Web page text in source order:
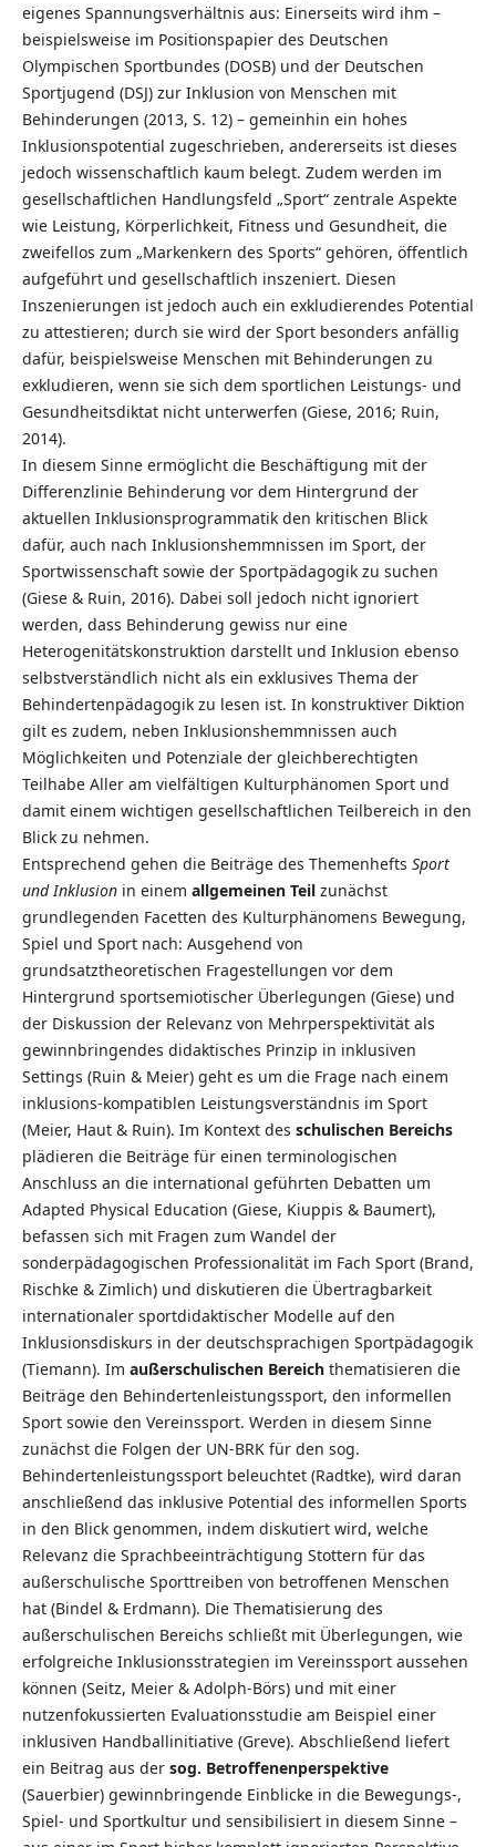
eigenes Spannungsverhältnis aus: Einerseits wird ihm –
beispielsweise im Positionspapier des Deutschen
Olympischen Sportbundes (DOSB) und der Deutschen
Sportjugend (DSJ) zur Inklusion von Menschen mit
Behinderungen (2013, S. 12) – gemeinhin ein hohes
Inklusionspotential zugeschrieben, andererseits ist dieses
jedoch wissenschaftlich kaum belegt. Zudem werden im
gesellschaftlichen Handlungsfeld „Sport“ zentrale Aspekte
wie Leistung, Körperlichkeit, Fitness und Gesundheit, die
zweifellos zum „Markenkern des Sports“ gehören, öffentlich
aufgeführt und gesellschaftlich inszeniert. Diesen
Inszenierungen ist jedoch auch ein exkludierendes Potential
zu attestieren; durch sie wird der Sport besonders anfällig
dafür, beispielsweise Menschen mit Behinderungen zu
exkludieren, wenn sie sich dem sportlichen Leistungs- und
Gesundheitsdiktat nicht unterwerfen (Giese, 2016; Ruin,
2014).
In diesem Sinne ermöglicht die Beschäftigung mit der
Differenzlinie Behinderung vor dem Hintergrund der
aktuellen Inklusionsprogrammatik den kritischen Blick
dafür, auch nach Inklusionshemmnissen im Sport, der
Sportwissenschaft sowie der Sportpädagogik zu suchen
(Giese & Ruin, 2016). Dabei soll jedoch nicht ignoriert
werden, dass Behinderung gewiss nur eine
Heterogenitätskonstruktion darstellt und Inklusion ebenso
selbstverständlich nicht als ein exklusives Thema der
Behindertenpädagogik zu lesen ist. In konstruktiver Diktion
gilt es zudem, neben Inklusionshemmnissen auch
Möglichkeiten und Potenziale der gleichberechtigten
Teilhabe Aller am vielfältigen Kulturphänomen Sport und
damit einem wichtigen gesellschaftlichen Teilbereich in den
Blick zu nehmen.
Entsprechend gehen die Beiträge des Themenhefts Sport
und Inklusionin einem allgemeinen Teilzunächst
grundlegenden Facetten des Kulturphänomens Bewegung,
Spiel und Sport nach: Ausgehend von
grundsatztheoretischen Fragestellungen vor dem
Hintergrund sportsemiotischer Überlegungen (Giese) und
der Diskussion der Relevanz von Mehrperspektivität als
gewinnbringendes didaktisches Prinzip in inklusiven
Settings (Ruin & Meier) geht es um die Frage nach einem
inklusions-kompatiblen Leistungsverständnis im Sport
(Meier, Haut & Ruin). Im Kontext des schulischen Bereichs
plädieren die Beiträge für einen terminologischen
Anschluss an die international geführten Debatten um
Adapted Physical Education (Giese, Kiuppis & Baumert),
befassen sich mit Fragen zum Wandel der
sonderpädagogischen Professionalität im Fach Sport (Brand,
Rischke & Zimlich) und diskutieren die Übertragbarkeit
internationaler sportdidaktischer Modelle auf den
Inklusionsdiskurs in der deutschsprachigen Sportpädagogik
(Tiemann). Im außerschulischen Bereichthematisieren die
Beiträge den Behindertenleistungssport, den informellen
Sport sowie den Vereinssport. Werden in diesem Sinne
zunächst die Folgen der UN-BRK für den sog.
Behindertenleistungssport beleuchtet (Radtke), wird daran
anschließend das inklusive Potential des informellen Sports
in den Blick genommen, indem diskutiert wird, welche
Relevanz die Sprachbeeinträchtigung Stottern für das
außerschulische Sporttreiben von betroffenen Menschen
hat (Bindel & Erdmann). Die Thematisierung des
außerschulischen Bereichs schließt mit Überlegungen, wie
erfolgreiche Inklusionsstrategien im Vereinssport aussehen
können (Seitz, Meier & Adolph-Börs) und mit einer
nutzenfokussierten Evaluationsstudie am Beispiel einer
inklusiven Handballinitiative (Greve). Abschließend liefert
ein Beitrag aus der sog. Betroffenenperspektive
(Sauerbier) gewinnbringende Einblicke in die Bewegungs-,
Spiel- und Sportkultur und sensibilisiert in diesem Sinne –